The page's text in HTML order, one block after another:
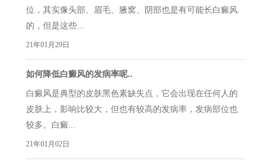
位，其实像头部、眉毛、腋窝、阴部也是有可能长白癜风
的，但是这些...
21年01月29日
如何降低白癜风的发病率呢..
白癜风是典型的皮肤黑色素缺失点，它会出现在任何人的
皮肤上，影响比较大，但也有较高的发病率，发病部位也
较多。白癜...
21年01月02日